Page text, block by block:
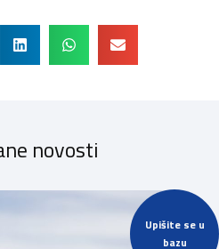
Upišite se u
bazu
novosti